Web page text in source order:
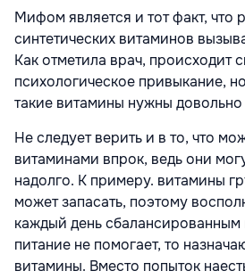
Мифом является и тот факт, что
синтетических витаминов
Как отметила врач, происходит
психологическое привыкание,
такие витамины нужны довольно
Не следует верить и в то, что
витаминами впрок, ведь они
надолго. К примеру. витамины
может запасать, поэтому
каждый день
питание не помогает, то
витамины. Вместо попыток